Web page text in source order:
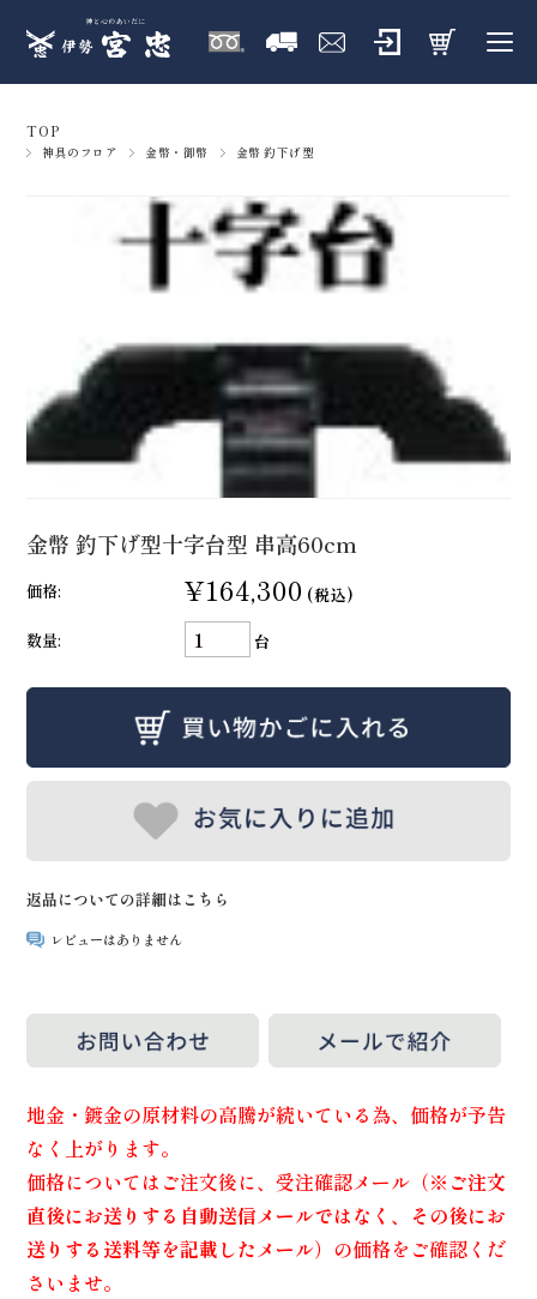
TOP
神具のフロア 金幣・御幣 金幣 釣下げ型
金幣 釣下げ型十字台型 串高60cm
価格: ¥164,300 (税込)
数量:
台
返品についての詳細はこちら
レビューはありません
地金・鍍金の原材料の高騰が続いている為、価格が予告
なく上がります。
価格についてはご注文後に、受注確認メール（※ご注文
直後にお送りする自動送信メールではなく、その後にお
送りする送料等を記載したメール）の価格をご確認くだ
さいませ。